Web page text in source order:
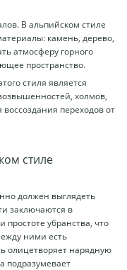
В альпийском стиле
камень, дерево,
атмосферу горного
пространство.
стиля является
холмов,
переходов от
должен выглядеть
заключаются в
убранства, что
ними есть
олицетворяет нарядную
подразумевает